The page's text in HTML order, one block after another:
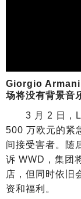
Giorgio Armani
场将没有背景音
3 月 2 日，
500 万欧元的紧
间接受害者。随
诉 WWD，集团
店，但同时依旧
资和福利。